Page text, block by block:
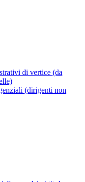
di vertice (da
(dirigenti non